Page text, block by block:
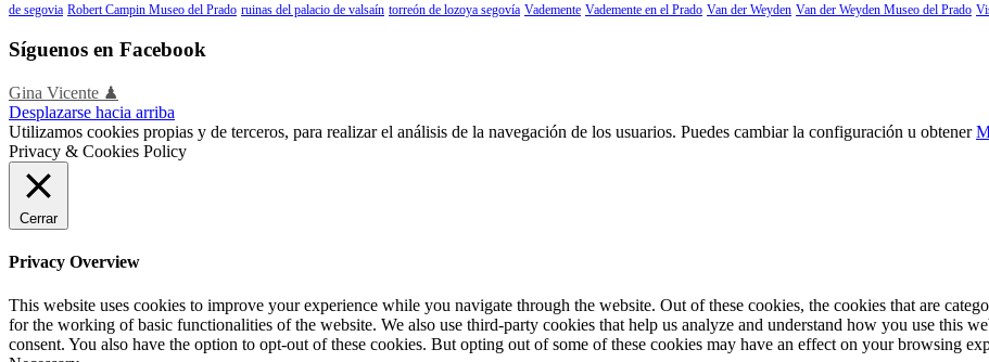
de segovia Robert Campin Museo del Prado ruinas del palacio de valsaín torreón de lozoya segovía Vademente Vademente en el Prado Van der Weyden Van der Weyden Museo del Prado
Síguenos en Facebook
Gina Vicente ♟
Desplazarse hacia arriba
Utilizamos cookies propias y de terceros, para realizar el análisis de la navegación de los usuarios. Puedes cambiar la configuración u obtener
Privacy & Cookies Policy
Cerrar
Privacy Overview
This website uses cookies to improve your experience while you navigate through the website. Out of these cookies, the cookies that are
for the working of basic functionalities of the website. We also use third-party cookies that help us analyze and understand how you use this
consent. You also have the option to opt-out of these cookies. But opting out of some of these cookies may have an effect on your browsing